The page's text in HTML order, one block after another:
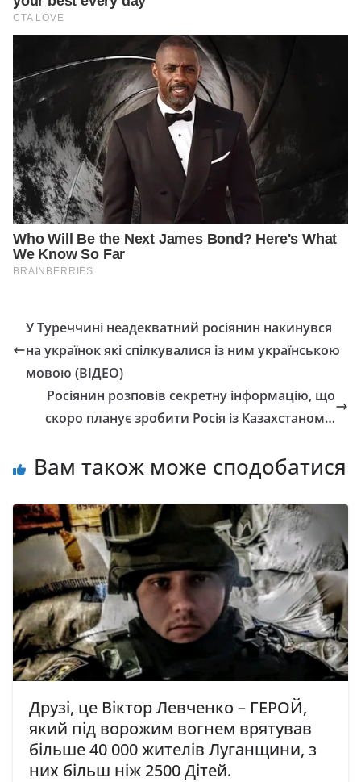
У Туреччині неадекватний росіянин накинувся
на українок які спілкувалися із ним українською
мовою (ВІДЕО)
Росіянин розповів секретну інформацію, що
скоро планує зробити Росія із Казахстаном…
Вам також може сподобатися
Друзі, це Віктор Левченко – ГЕРОЙ,
який під ворожим вогнем врятував
більше 40 000 жителів Луганщини, з
них більш ніж 2500 Дітей.